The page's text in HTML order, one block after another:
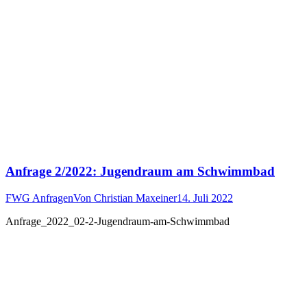
Anfrage 2/2022: Jugendraum am Schwimmbad
FWG AnfragenVon Christian Maxeiner14. Juli 2022
Anfrage_2022_02-2-Jugendraum-am-Schwimmbad